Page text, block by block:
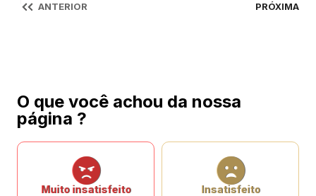
ANTERIOR PRÓXIMA
O que você achou da nossa
página ?
Muito insatisfeito Insatisfeito